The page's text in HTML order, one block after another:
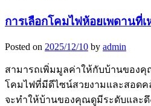
การเลือกโคมไฟห้อยเพดานที่
Posted on 2025/12/10 by admin
สามารถเพิ่มมูลค่าให้กับบ้านของคุ
โคมไฟที่มีดีไซน์สวยงามและสอดค
จะทำให้บ้านของคุณดูมีระดับและดึ